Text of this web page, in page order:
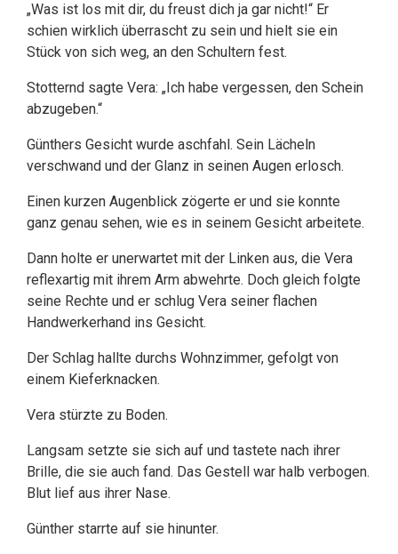
„Was ist los mit dir, du freust dich ja gar nicht!“ Er
schien wirklich überrascht zu sein und hielt sie ein
Stück von sich weg, an den Schultern fest.
Stotternd sagte Vera: „Ich habe vergessen, den Schein
abzugeben.“
Günthers Gesicht wurde aschfahl. Sein Lächeln
verschwand und der Glanz in seinen Augen erlosch.
Einen kurzen Augenblick zögerte er und sie konnte
ganz genau sehen, wie es in seinem Gesicht arbeitete.
Dann holte er unerwartet mit der Linken aus, die Vera
reflexartig mit ihrem Arm abwehrte. Doch gleich folgte
seine Rechte und er schlug Vera seiner flachen
Handwerkerhand ins Gesicht.
Der Schlag hallte durchs Wohnzimmer, gefolgt von
einem Kieferknacken.
Vera stürzte zu Boden.
Langsam setzte sie sich auf und tastete nach ihrer
Brille, die sie auch fand. Das Gestell war halb verbogen.
Blut lief aus ihrer Nase.
Günther starrte auf sie hinunter.